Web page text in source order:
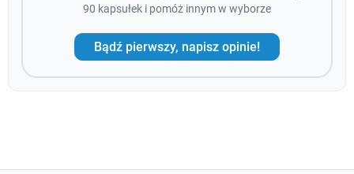
90 kapsułek i pomóż innym w wyborze
Bądź pierwszy, napisz opinie!